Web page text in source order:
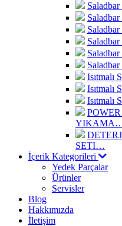
Isıtmalı
Isıtmalı
Isıtmalı
SETI…
İçerik Kategorileri
Yedek Parçalar
Ürünler
Servisler
Blog
Hakkımızda
İletişim